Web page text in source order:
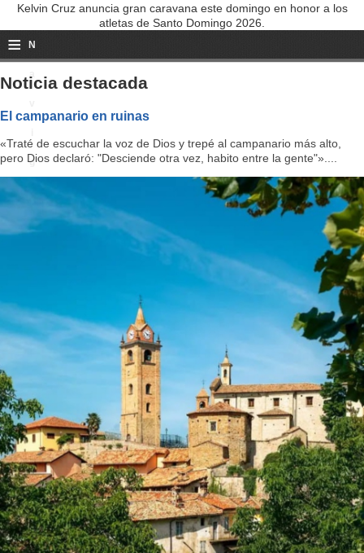
Kelvin Cruz anuncia gran caravana este domingo en honor a los
atletas de Santo Domingo 2026.
≡ N
a
g
a
ti
Noticia destacada
El campanario en ruinas
«Traté de escuchar la voz de Dios y trepé al campanario más alto,
pero Dios declaró: "Desciende otra vez, habito entre la gente"»....